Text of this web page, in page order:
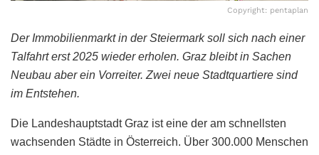
Copyright: pentaplan
Der Immobilienmarkt in der Steiermark soll sich nach einer
Talfahrt erst 2025 wieder erholen. Graz bleibt in Sachen
Neubau aber ein Vorreiter. Zwei neue Stadtquartiere sind
im Entstehen.
Die Landeshauptstadt Graz ist eine der am schnellsten
wachsenden Städte in Österreich. Über 300.000 Menschen